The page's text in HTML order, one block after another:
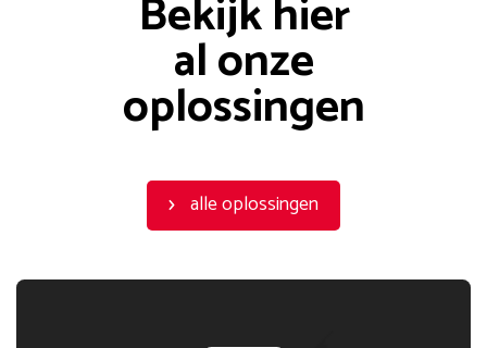
Bekijk hier
al onze
oplossingen
alle oplossingen